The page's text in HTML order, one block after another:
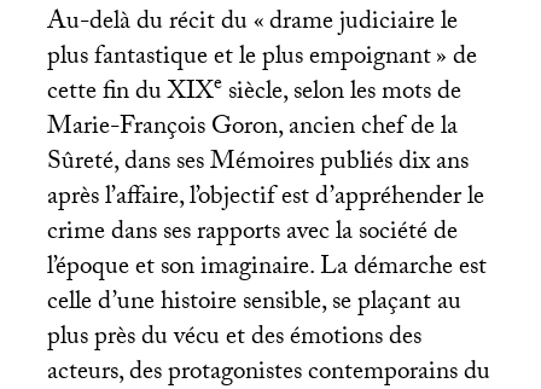
Au-delà du récit du «drame judiciaire le
plus fantastique et le plus empoignant» de
cette fin duXIXesiècle, selon les mots de
Marie-François Goron, ancien chef de la
Sûreté, dans ses Mémoires publiés dix ans
après l’affaire, l’objectif est d’appréhender le
crime dans ses rapports avec la société de
l’époque et son imaginaire. La démarche est
celle d’une histoire sensible, se plaçant au
plus près du vécu et des émotions des
acteurs, des protagonistes contemporains du